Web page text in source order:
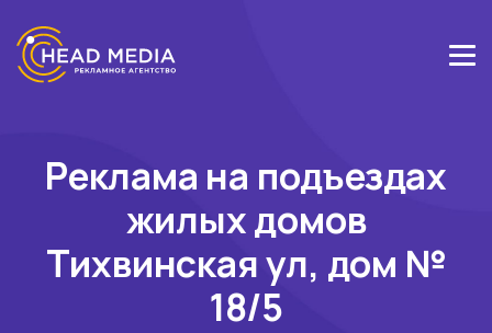
Реклама на подъездах
жилых домов
Тихвинская ул, дом №
18/5